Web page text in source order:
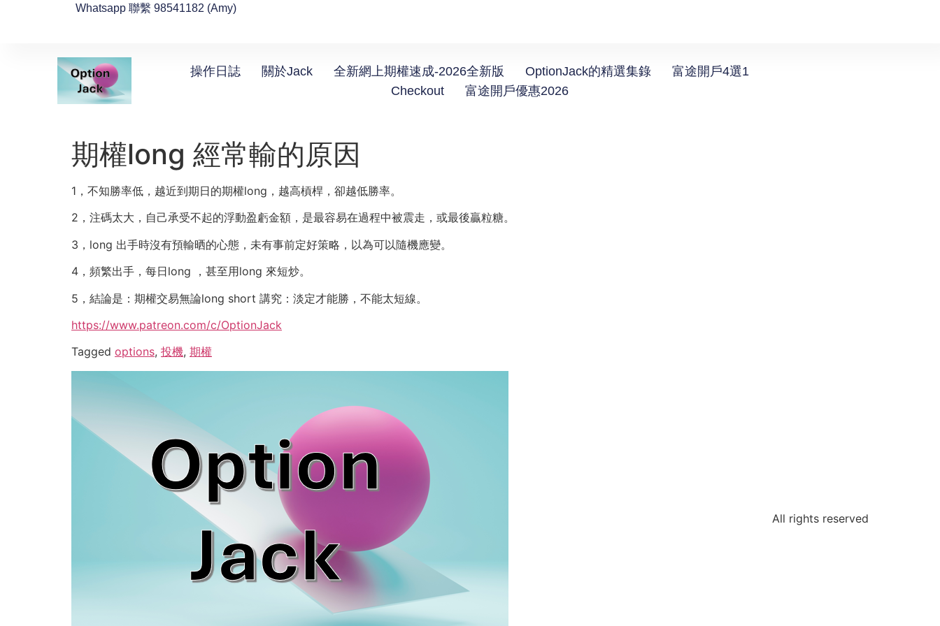
Whatsapp 聯繫 98541182 (Amy)
操作日誌 關於Jack 全新網上期權速成-2026全新版 OptionJack的精選集錄
富途開戶4選1
Checkout
富途開戶優惠2026
期權long 經常輸的原因
1，不知勝率低，越近到期日的期權long，越高槓桿，卻越低勝率。
2，注碼太大，自己承受不起的浮動盈虧金額，是最容易在過程中被震走，或最後贏粒糖。
3，long 出手時沒有預輸晒的心態，未有事前定好策略，以為可以隨機應變。
4，頻繁出手，每日long ，甚至用long 來短炒。
5，結論是：期權交易無論long short 講究：淡定才能勝，不能太短線。
https://www.patreon.com/c/OptionJack
Tagged options, 投機, 期權
All rights reserved